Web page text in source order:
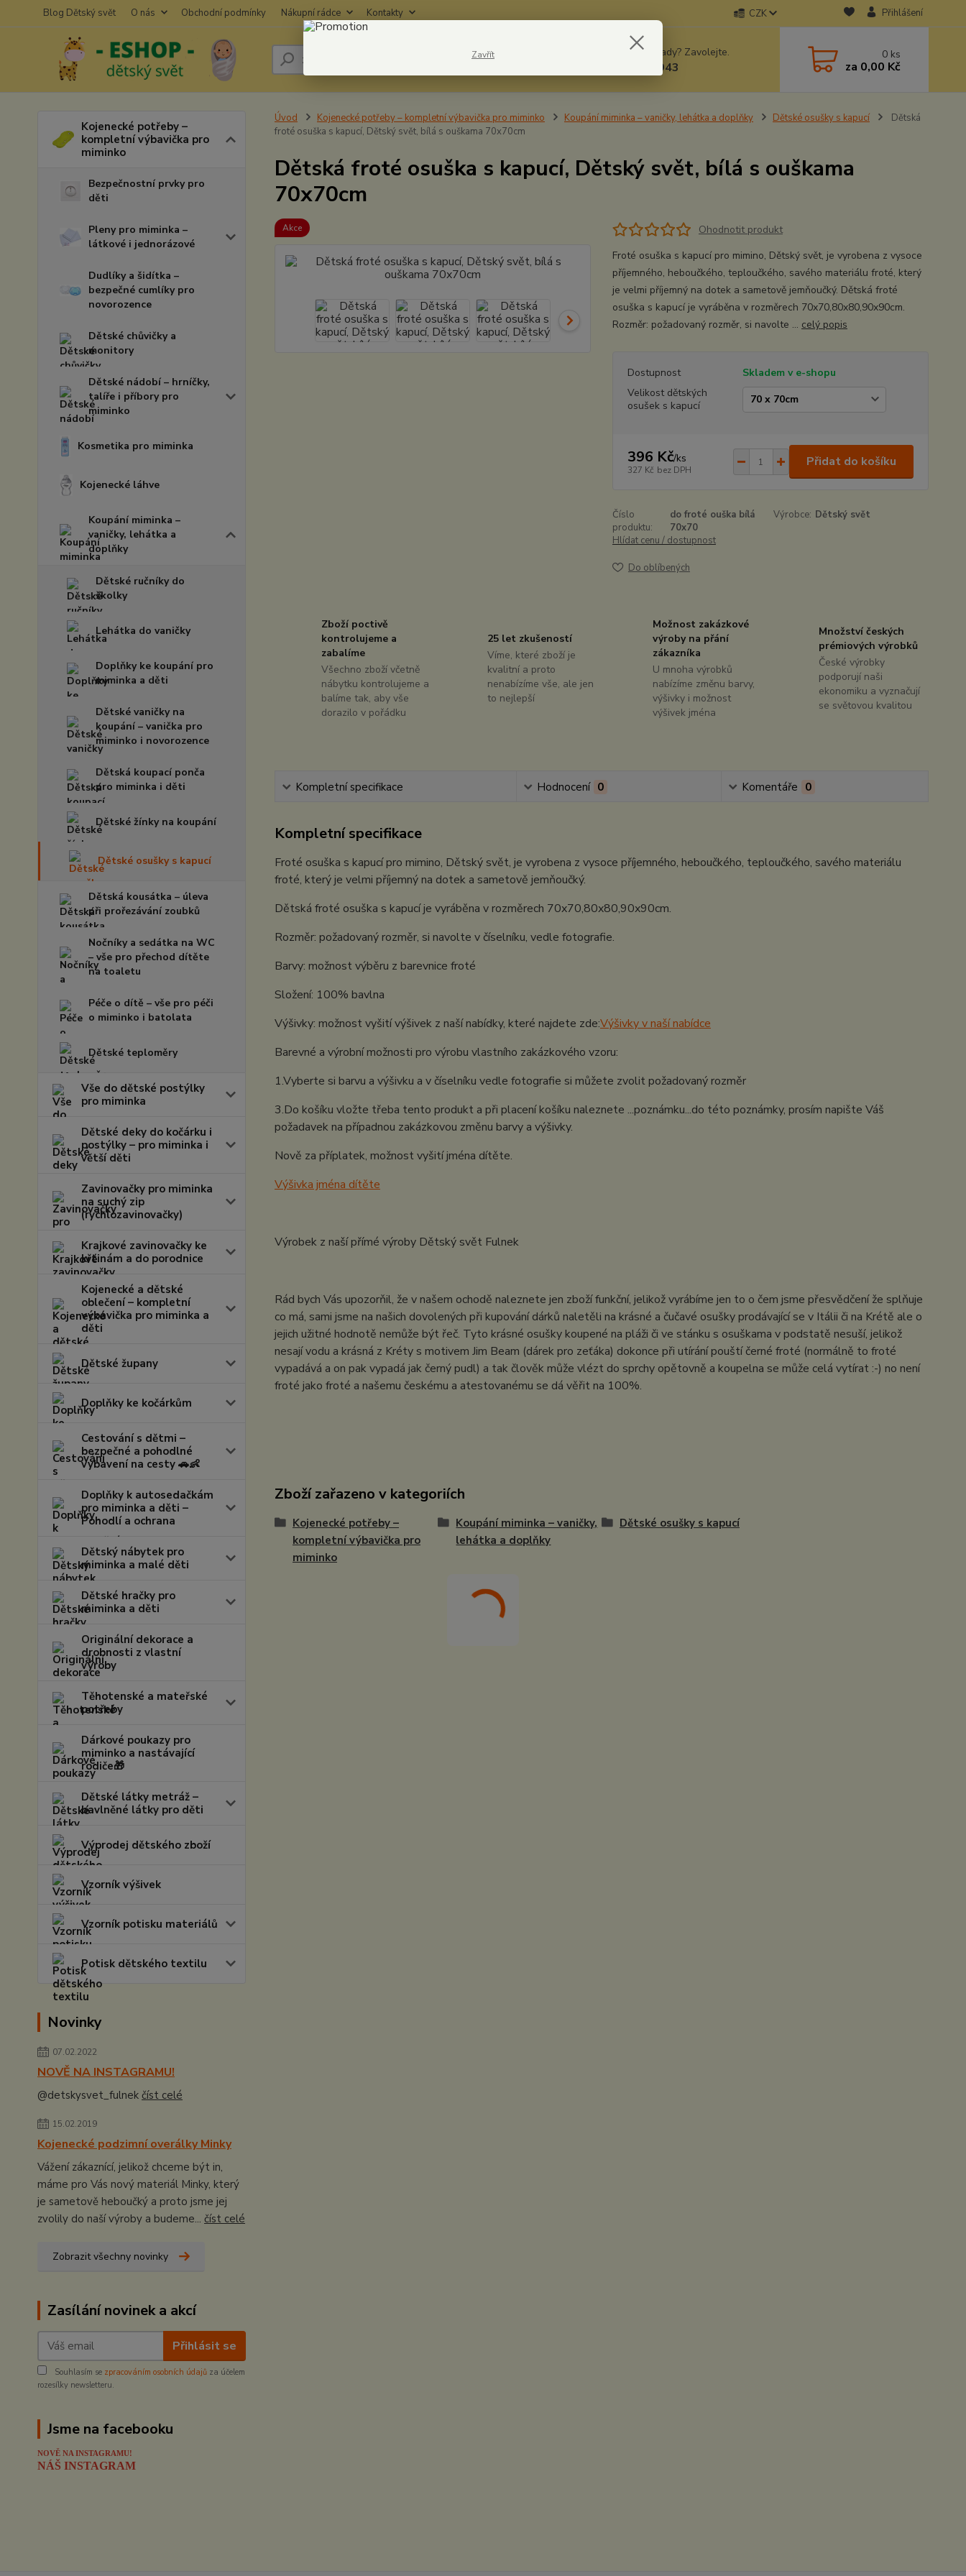
Blog Dětský svět O nás Obchodní podmínky Nákupní rádce Kontakty CZK Přihlášení
Hledat Nevíte si rady? Zavolejte.
604278943
0 ks
za 0,00 Kč
Kojenecké potřeby –
kompletní výbavička pro
miminko
Bezpečnostní prvky pro
děti
Pleny pro miminka –
látkové i jednorázové
Dudlíky a šidítka –
bezpečné cumlíky pro
novorozence
Dětské chůvičky a
monitory
Dětské nádobí – hrníčky,
talíře i příbory pro
miminko
Kosmetika pro miminka
Kojenecké láhve
Koupání miminka –
vaničky, lehátka a
doplňky
Dětské ručníky do
školky
Lehátka do vaničky
Doplňky ke koupání pro
miminka a děti
Dětské vaničky na
koupání – vanička pro
miminko i novorozence
Dětská koupací ponča
pro miminka i děti
Dětské žínky na koupání
Dětské osušky s kapucí
Dětská kousátka – úleva
při prořezávání zoubků
Nočníky a sedátka na WC
– vše pro přechod dítěte
na toaletu
Péče o dítě – vše pro péči
o miminko i batolata
Dětské teploměry
Vše do dětské postýlky
pro miminka
Dětské deky do kočárku i
postýlky – pro miminka i
větší děti
Zavinovačky pro miminka
na suchý zip
(rychlozavinovačky)
Krajkové zavinovačky ke
křtinám a do porodnice
Kojenecké a dětské
oblečení – kompletní
výbavička pro miminka a
děti
Dětské župany
Doplňky ke kočárkům
Cestování s dětmi –
bezpečné a pohodlné
vybavení na cesty 🚗👶
Doplňky k autosedačkám
pro miminka a děti –
Pohodlí a ochrana
Dětský nábytek pro
miminka a malé děti
Dětské hračky pro
miminka a děti
Originální dekorace a
drobnosti z vlastní
výroby
Těhotenské a mateřské
potřeby
Dárkové poukazy pro
miminko a nastávající
rodiče🎁
Dětské látky metráž –
bavlněné látky pro děti
Výprodej dětského zboží
Vzorník výšivek
Vzorník potisku materiálů
Potisk dětského textilu
Novinky
07.02.2022
NOVĚ NA INSTAGRAMU!
@detskysvet_fulnek číst celé
15.02.2019
Kojenecké podzimní overálky Minky
Vážení zákaznící, jelikož chceme být in,
máme pro Vás nový materiál Minky, který
je sametově heboučký a proto jsme jej
zvolily do naší výroby a budeme... číst celé
Zobrazit všechny novinky
Zasílání novinek a akcí
Přihlásit se
Souhlasím se zpracováním osobních údajů za účelem
rozesílky newsletteru.
Jsme na facebooku
NOVĚ NA INSTAGRAMU!
NÁŠ INSTAGRAM
Úvod Kojenecké potřeby – kompletní výbavička pro miminko Koupání miminka – vaničky, lehátka a doplňky Dětské osušky s kapucí
Dětská
froté osuška s kapucí, Dětský svět, bílá s ouškama 70x70cm
Dětská froté osuška s kapucí, Dětský svět, bílá s ouškama
70x70cm
Akce
Ohodnotit produkt
Froté osuška s kapucí pro mimino, Dětský svět, je vyrobena z vysoce
příjemného, heboučkého, teploučkého, savého materiálu froté, který
je velmi příjemný na dotek a sametově jemňoučký. Dětská froté
osuška s kapucí je vyráběna v rozměrech 70x70,80x80,90x90cm.
Rozměr: požadovaný rozměr, si navolte ... celý popis
Dostupnost
Skladem v e-shopu
Velikost dětských
osušek s kapucí
396 Kč/ks
327 Kč bez DPH
Přidat do košíku
Číslo
produktu:
do froté ouška bílá
70x70
Výrobce: Dětský svět
Hlídat cenu / dostupnost
Do oblíbených
Zboží poctivě
kontrolujeme a
zabalíme
Všechno zboží včetně
nábytku kontrolujeme a
balíme tak, aby vše
dorazilo v pořádku
25 let zkušeností
Víme, které zboží je
kvalitní a proto
nenabízíme vše, ale jen
to nejlepší
Možnost zakázkové
výroby na přání
zákazníka
U mnoha výrobků
nabízíme změnu barvy,
výšivky i možnost
výšivek jména
Množství českých
prémiových výrobků
České výrobky
podporují naši
ekonomiku a vyznačují
se světovou kvalitou
Kompletní specifikace Hodnocení 0 Komentáře 0
Kompletní specifikace
Froté osuška s kapucí pro mimino, Dětský svět, je vyrobena z vysoce příjemného, heboučkého, teploučkého, savého materiálu
froté, který je velmi příjemný na dotek a sametově jemňoučký.
Dětská froté osuška s kapucí je vyráběna v rozměrech 70x70,80x80,90x90cm.
Rozměr: požadovaný rozměr, si navolte v číselníku, vedle fotografie.
Barvy: možnost výběru z barevnice froté
Složení: 100% bavlna
Výšivky: možnost vyšití výšivek z naší nabídky, které najdete zde:Výšivky v naší nabídce
Barevné a výrobní možnosti pro výrobu vlastního zakázkového vzoru:
1.Vyberte si barvu a výšivku a v číselníku vedle fotografie si můžete zvolit požadovaný rozměr
3.Do košíku vložte třeba tento produkt a při placení košíku naleznete ...poznámku...do této poznámky, prosím napište Váš
požadavek na případnou zakázkovou změnu barvy a výšivky.
Nově za příplatek, možnost vyšití jména dítěte.
Výšivka jména dítěte
Výrobek z naší přímé výroby Dětský svět Fulnek
Rád bych Vás upozorňil, že v našem ochodě naleznete jen zboží funkční, jelikož vyrábíme jen to o čem jsme přesvědčení že splňuje
co má, sami jsme na našich dovolených při kupování dárků naletěli na krásné a čučavé osušky prodávající se v Itálii či na Krétě ale o
jejich užitné hodnotě nemůže být řeč. Tyto krásné osušky koupené na pláži či ve stánku s osuškama v podstatě nesuší, jelikož
nesají vodu a krásná z Kréty s motivem Jim Beam (dárek pro zeťáka) dokonce při utírání pouští černé froté (normálně to froté
vypadává a on pak vypadá jak černý pudl) a tak člověk může vlézt do sprchy opětovně a koupelna se může celá vytírat :-) no není
froté jako froté a našemu českému a atestovanému se dá věřit na 100%.
Zboží zařazeno v kategoriích
Kojenecké potřeby –
kompletní výbavička pro
miminko
Koupání miminka – vaničky,
lehátka a doplňky
Dětské osušky s kapucí
Zavřít